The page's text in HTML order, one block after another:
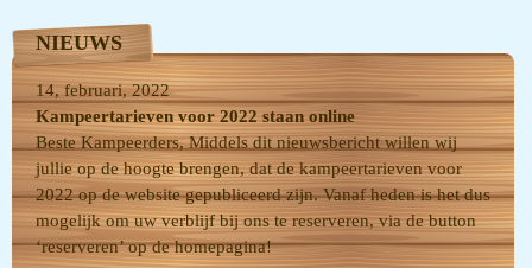
NIEUWS
14, februari, 2022
Kampeertarieven voor 2022 staan online
Beste Kampeerders, Middels dit nieuwsbericht willen wij
jullie op de hoogte brengen, dat de kampeertarieven voor
2022 op de website gepubliceerd zijn. Vanaf heden is het dus
mogelijk om uw verblijf bij ons te reserveren, via de button
‘reserveren’ op de homepagina!